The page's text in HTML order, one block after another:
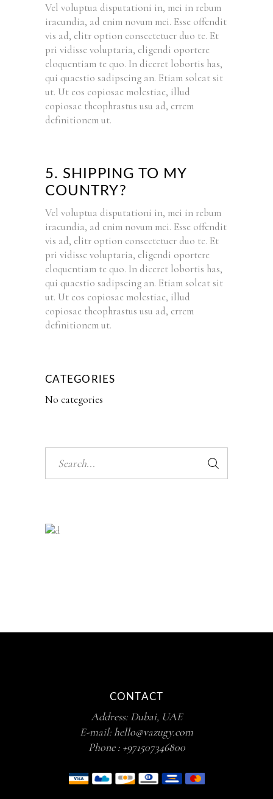
Vel voluptua disputationi in, mei in rebum
iracundia, ad enim novum mei. Esse offendit
vis ad, elitr option consectetuer duo te. Et
pri vidisse voluptaria, eligendi oportere
eloquentiam te quo. In diceret lobortis has,
qui quaestio sadipscing an. Etiam soleat sit
ut. Ut eos copiosae molestiae, illud
copiosae theophrastus usu ad, errem
definitionem ut.
5. SHIPPING TO MY
COUNTRY?
Vel voluptua disputationi in, mei in rebum
iracundia, ad enim novum mei. Esse offendit
vis ad, elitr option consectetuer duo te. Et
pri vidisse voluptaria, eligendi oportere
eloquentiam te quo. In diceret lobortis has,
qui quaestio sadipscing an. Etiam soleat sit
ut. Ut eos copiosae molestiae, illud
copiosae theophrastus usu ad, errem
definitionem ut.
CATEGORIES
No categories
CONTACT
Address: Dubai, UAE
E-mail:hello@vazugy.com
Phone : +971507346800